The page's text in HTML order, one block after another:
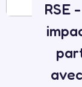
RSE